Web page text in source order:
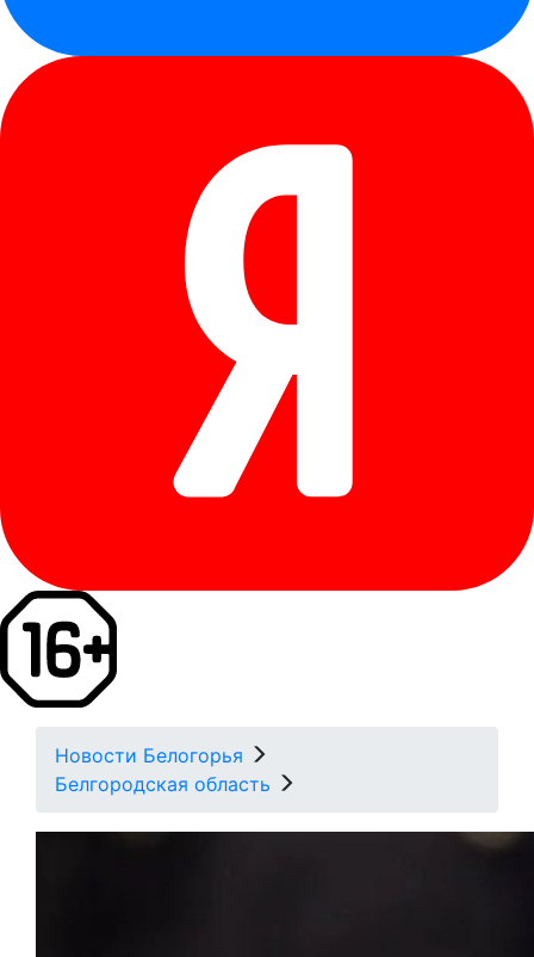
Новости Белогорья
Белгородская область